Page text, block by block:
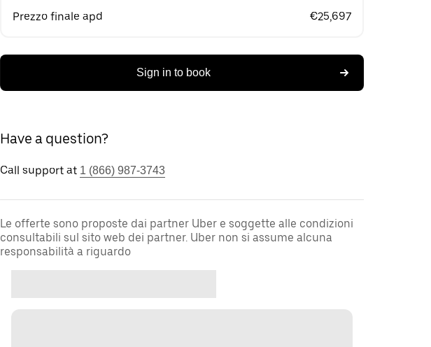
Prezzo finale apd €25,697
Sign in to book
Have a question?
Call support at 1 (866) 987-3743
Le offerte sono proposte dai partner Uber e soggette alle condizioni
consultabili sul sito web dei partner. Uber non si assume alcuna
responsabilità a riguardo